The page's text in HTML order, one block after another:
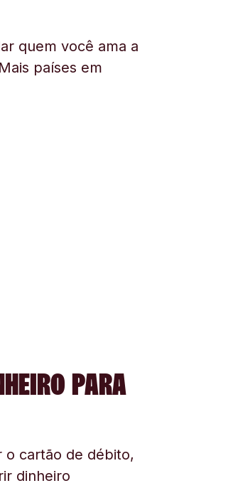
quem você ama a
países em
PARA
o cartão de débito,
dinheiro